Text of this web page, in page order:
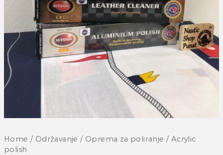
Home / Održavanje / Oprema za poliranje / Acrylic
polish